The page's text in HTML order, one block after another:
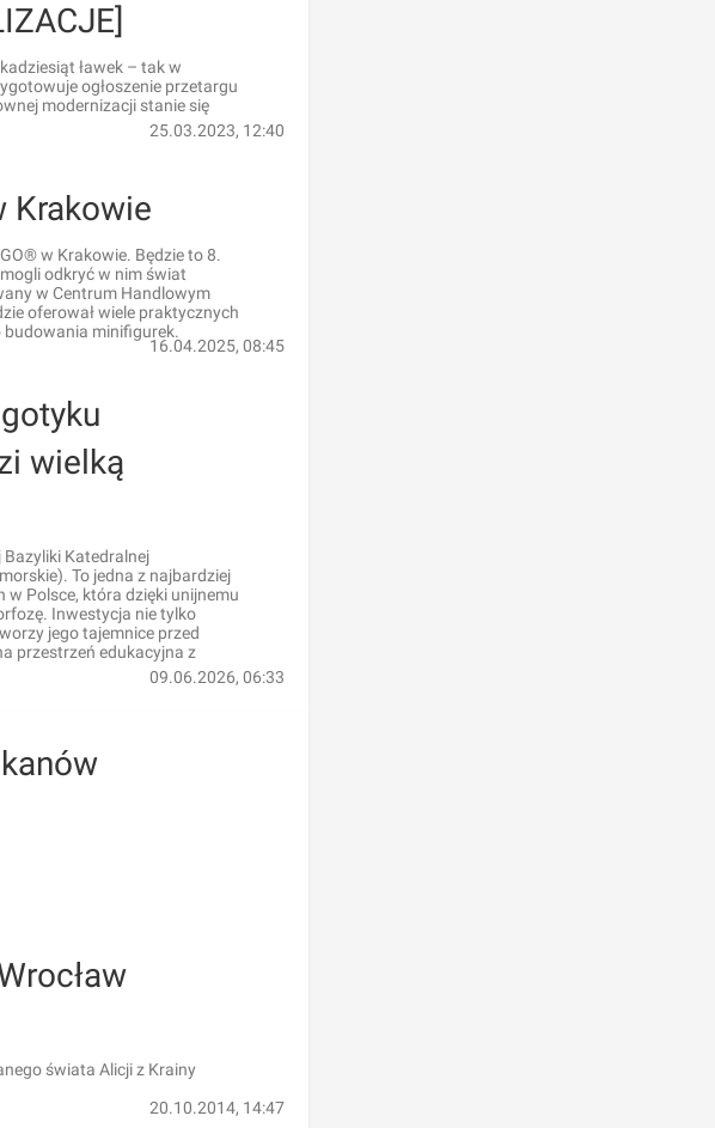
ławek – tak w
ogłoszenie przetargu
modernizacji stanie się
25.03.2023, 12:40
Krakowie
w Krakowie. Będzie to 8.
odkryć w nim świat
w Centrum Handlowym
oferował wiele praktycznych
budowania minifigurek.
16.04.2025, 08:45
wielką
Katedralnej
To jedna z najbardziej
Polsce, która dzięki unijnemu
Inwestycja nie tylko
jego tajemnice przed
przestrzeń edukacyjna z
09.06.2026, 06:33
świata Alicji z Krainy
20.10.2014, 14:47